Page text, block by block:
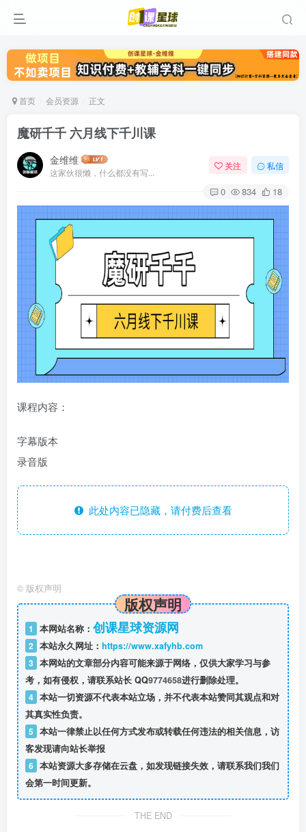
首页 会员资源 正文
魔研千千 六月线下千川课
金维维
这家伙很懒，什么都没有写...
关注 私信
0 834 18
课程内容：
字幕版本
录音版
此处内容已隐藏，请付费后查看
© 版权声明
版权声明
1 本网站名称： 创课星球资源网
2 本站永久网址： https://www.xafyhb.com
3 本网站的文章部分内容可能来源于网络，仅供大家学习与参
考，如有侵权，请联系站长 QQ9774658进行删除处理。
4 本站一切资源不代表本站立场，并不代表本站赞同其观点和对
其真实性负责。
5 本站一律禁止以任何方式发布或转载任何违法的相关信息，访
客发现请向站长举报
6 本站资源大多存储在云盘，如发现链接失效，请联系我们我们
会第一时间更新。
THE END